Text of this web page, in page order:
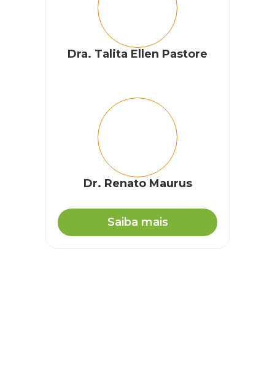
Dra. Talita Ellen Pastore
Dr. Renato Maurus
Saiba mais